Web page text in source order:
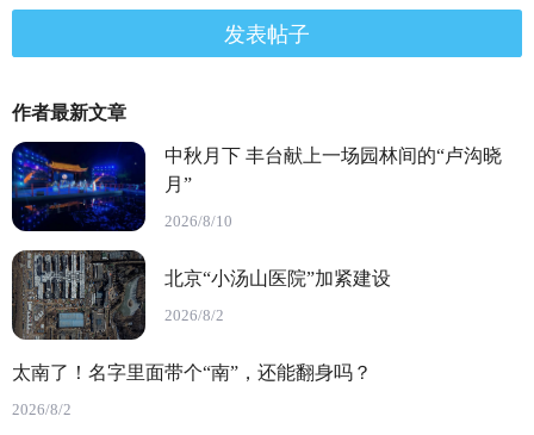
发表帖子
作者最新文章
中秋月下 丰台献上一场园林间的“卢沟晓
月”
2026/8/10
北京“小汤山医院”加紧建设
2026/8/2
太南了！名字里面带个“南”，还能翻身吗？
2026/8/2